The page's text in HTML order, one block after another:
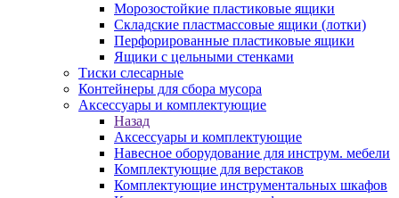
Морозостойкие пластиковые ящики
Складские пластмассовые ящики (лотки)
Перфорированные пластиковые ящики
Ящики с цельными стенками
Тиски слесарные
Контейнеры для сбора мусора
Аксессуары и комплектующие
Назад
Аксессуары и комплектующие
Навесное оборудование для инструм. мебели
Комплектующие для верстаков
Комплектующие инструментальных шкафов